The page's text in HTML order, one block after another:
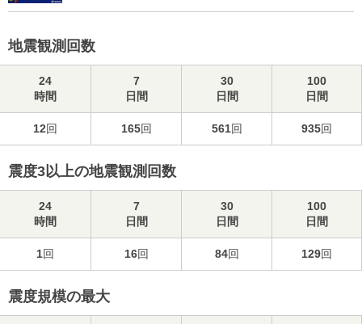
地震観測回数
24
時間
7
日間
30
日間
100
日間
12回 165回 561回 935回
震度3以上の地震観測回数
24
時間
7
日間
30
日間
100
日間
1回 16回 84回 129回
震度規模の最大